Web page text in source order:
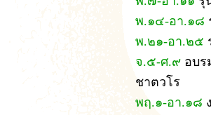
พ.๑๔-อา.๑๘
พ.๒๑-อา.๒๕
จ.๕-ศ.๙ อบร
ชาตวโร
พฤ.๑-อา.๑๘